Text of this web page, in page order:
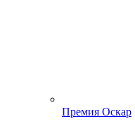
Премия Оскар